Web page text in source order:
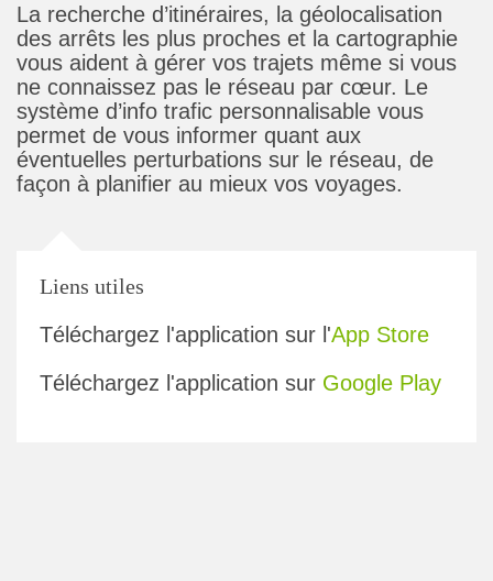
La recherche d’itinéraires, la géolocalisation
des arrêts les plus proches et la cartographie
vous aident à gérer vos trajets même si vous
ne connaissez pas le réseau par cœur. Le
système d’info trafic personnalisable vous
permet de vous informer quant aux
éventuelles perturbations sur le réseau, de
façon à planifier au mieux vos voyages.
Liens utiles
Téléchargez l'application sur l'App Store
Téléchargez l'application sur Google Play